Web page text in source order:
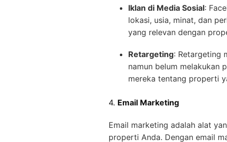
Iklan di Media Sosial:
lokasi, usia, minat, dan
yang relevan dengan
Retargeting: Retargeting
namun belum melakukan
mereka tentang properti
4. Email Marketing
Email marketing adalah alat
properti Anda. Dengan email